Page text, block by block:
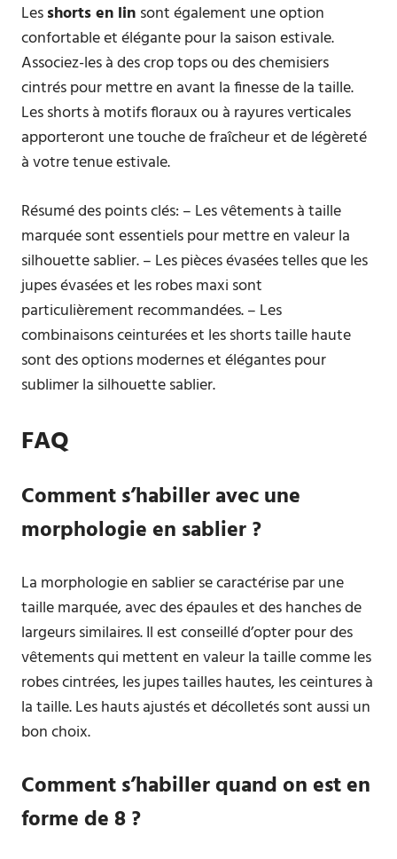
Lesshorts en lin sont également une option
confortable et élégante pour la saison estivale.
Associez-les à des crop tops ou des chemisiers
cintrés pour mettre en avant la finesse de la taille.
Les shorts à motifs floraux ou à rayures verticales
apporteront une touche de fraîcheur et de légèreté
à votre tenue estivale.
Résumé des points clés: – Les vêtements à taille
marquée sont essentiels pour mettre en valeur la
silhouette sablier. – Les pièces évasées telles que les
jupes évasées et les robes maxi sont
particulièrement recommandées. – Les
combinaisons ceinturées et les shorts taille haute
sont des options modernes et élégantes pour
sublimer la silhouette sablier.
FAQ
Comment s’habiller avec une
morphologie en sablier ?
La morphologie en sablier se caractérise par une
taille marquée, avec des épaules et des hanches de
largeurs similaires. Il est conseillé d’opter pour des
vêtements qui mettent en valeur la taille comme les
robes cintrées, les jupes tailles hautes, les ceintures à
la taille. Les hauts ajustés et décolletés sont aussi un
bon choix.
Comment s’habiller quand on est en
forme de 8 ?